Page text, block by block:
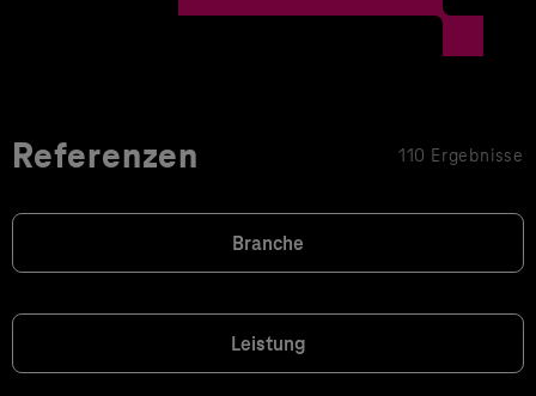
Referenzen 110 Ergebnisse
Branche
Leistung